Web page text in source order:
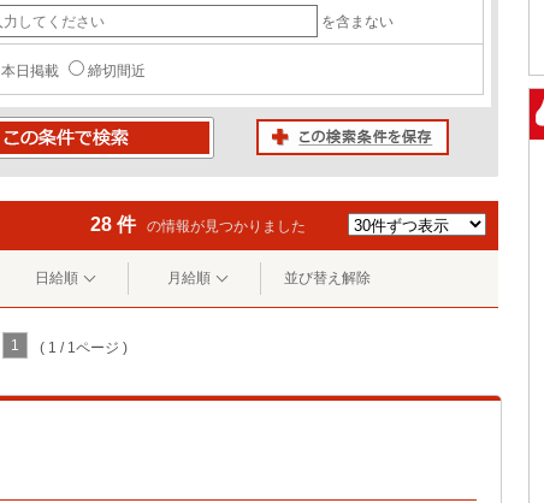
を含まない
本日掲載 締切間近
28 件 の情報が見つかりました
日給順 月給順 並び替え解除
1 ( 1 / 1ページ )